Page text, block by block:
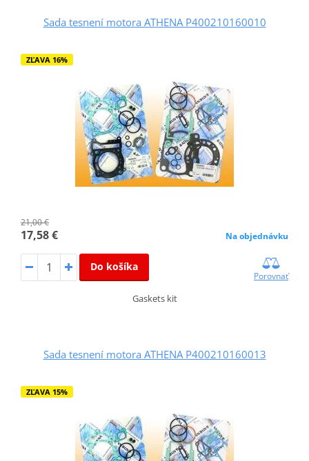
Sada tesnení motora ATHENA P400210160010
ZĽAVA 16%
21,00 €
17,58 € Na objednávku
Do košíka
Porovnať
Gaskets kit
Sada tesnení motora ATHENA P400210160013
ZĽAVA 15%